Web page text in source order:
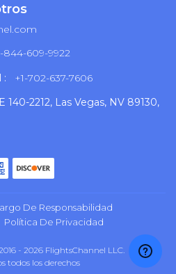
844-609-9922
:
+1-702-637-7606
140-2212, Las Vegas, NV 89130,
De Responsabilidad
Política De Privacidad
- 2026 FlightsChannel LLC.
todos los derechos